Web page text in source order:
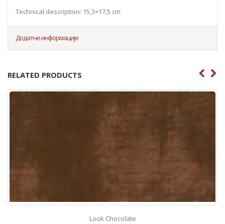
Technical description: 15,3×17,5 cm
Додатне информације
RELATED PRODUCTS
Look Chocolate